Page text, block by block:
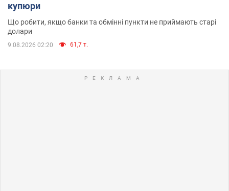
купюри
Що робити, якщо банки та обмінні пункти не приймають старі
долари
9.08.2026 02:20 61,7 т.